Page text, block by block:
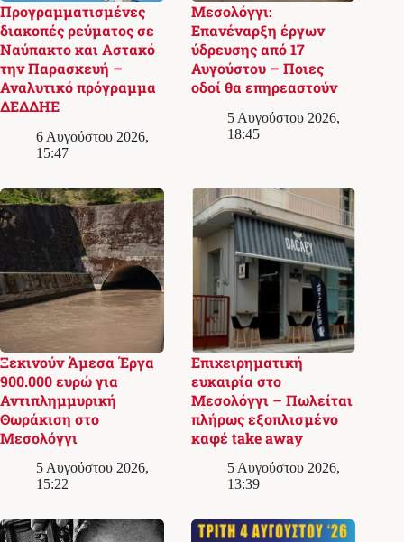
Προγραμματισμένες
διακοπές ρεύματος σε
Ναύπακτο και Αστακό
την Παρασκευή –
Αναλυτικό πρόγραμμα
ΔΕΔΔΗΕ
6 Αυγούστου 2026,
15:47
Μεσολόγγι:
Επανέναρξη έργων
ύδρευσης από 17
Αυγούστου – Ποιες
οδοί θα επηρεαστούν
5 Αυγούστου 2026,
18:45
Ξεκινούν Άμεσα Έργα
900.000 ευρώ για
Αντιπλημμυρική
Θωράκιση στο
Μεσολόγγι
5 Αυγούστου 2026,
15:22
Επιχειρηματική
ευκαιρία στο
Μεσολόγγι – Πωλείται
πλήρως εξοπλισμένο
καφέ take away
5 Αυγούστου 2026,
13:39